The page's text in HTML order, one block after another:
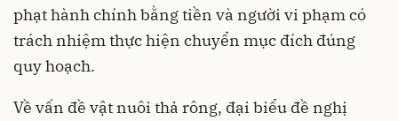
phạt hành chính bằng tiền và người vi phạm có
trách nhiệm thực hiện chuyển mục đích đúng
quy hoạch.
Về vấn đề vật nuôi thả rông, đại biểu đề nghị